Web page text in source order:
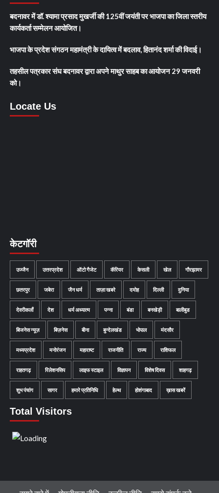
बदनावर में डॉ. श्यामा प्रसाद मुखर्जी की 125वीं जयंती पर भाजपा का जिला स्तरीय
कार्यकर्ता सम्मेलन आयोजित।
भाजपा के प्रदेश संगठन महामंत्री के दायित्व में बदलाव, हितानंद शर्मा की विदाई।
तहसील पत्रकार संघ बदनावर द्वारा अपने माथुर साहब का आयोजन 29 जनवरी
को।
Locate Us
केटगॉरी
उज्जैन उत्तरप्रदेश ऑटो गैजेट कॅरियर केसली खेल गौरझामर
छतरपुर जबेरा जैन धर्म ताज़ा खबरे दमोह दिल्ली दुनिया
देवरीकलाँ देश धर्म अध्यात्म पन्ना बंडा बनखेड़ी बालीबुड
बिजनेस न्यूज़ बिज़नेस बीना बुन्देलखंड भोपाल मंदसौर
मध्यप्रदेश मनोरंजन महाराष्ट राजनीति राज्य राशिफल
राहतगढ़ रिलेशनसिप लाइफ स्टाइल विज्ञापन विशेष दिवस शाहगढ़
शुभ पंचांग सागर हमारे प्रतिनिधि हेल्थ होशंगाबाद ख़ास खबरें
Total Visitors